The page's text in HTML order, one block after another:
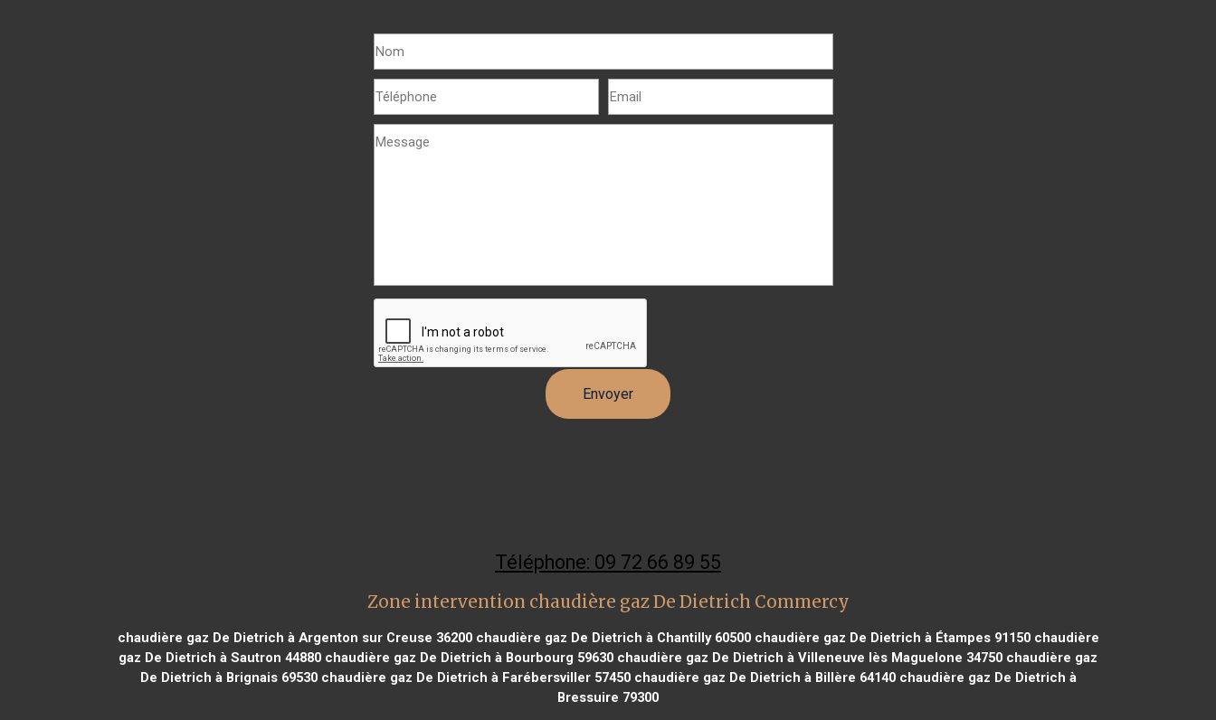
Téléphone: 09 72 66 89 55
Zone intervention chaudière gaz De Dietrich Commercy
chaudière gaz De Dietrich à Argenton sur Creuse 36200chaudière gaz De Dietrich à Chantilly 60500chaudière gaz De Dietrich à Étampes 91150chaudière
gaz De Dietrich à Sautron 44880 chaudière gaz De Dietrich à Bourbourg 59630 chaudière gaz De Dietrich à Villeneuve lès Maguelone 34750 chaudière gaz
De Dietrich à Brignais 69530chaudière gaz De Dietrich à Farébersviller 57450chaudière gaz De Dietrich à Billère 64140chaudière gaz De Dietrich à
Bressuire 79300